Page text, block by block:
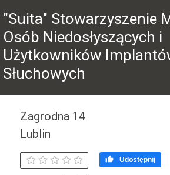
"Suita" Stowarzyszenie
Osób Niedosłyszących i
Użytkowników
Słuchowych
Zagrodna 14
Lublin
 Udostępnij